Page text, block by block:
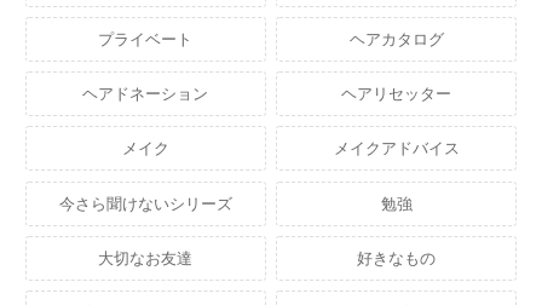
プライベート ヘアカタログ
ヘアドネーション ヘアリセッター
メイク メイクアドバイス
今さら聞けないシリーズ 勉強
大切なお友達 好きなもの